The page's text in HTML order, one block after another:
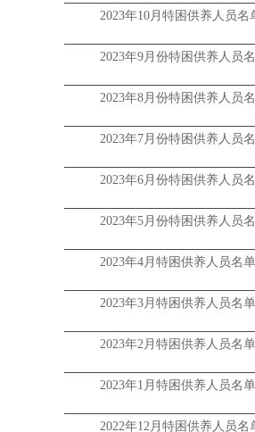
2023年10月特困供养人员名
2023年9月份特困供养人员
2023年8月份特困供养人员
2023年7月份特困供养人员
2023年6月份特困供养人员
2023年5月份特困供养人员
2023年4月特困供养人员名
2023年3月特困供养人员名
​2023年2月特困供养人员名单
2023年1月特困供养人员名单
2022年12月特困供养人员名